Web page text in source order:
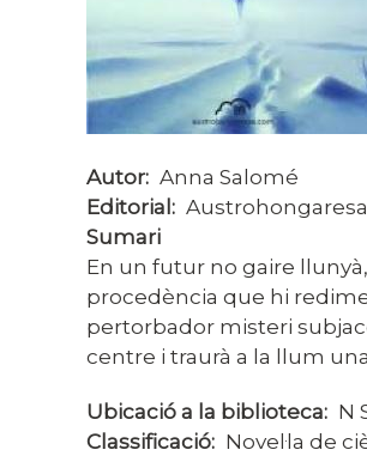
Autor Anna Salomé
Editorial
Sumari
En un futur no gaire
procedència que hi
pertorbador misteri
centre i traurà a la llum
Ubicació a la biblioteca
N
Classificació
Novel·la de